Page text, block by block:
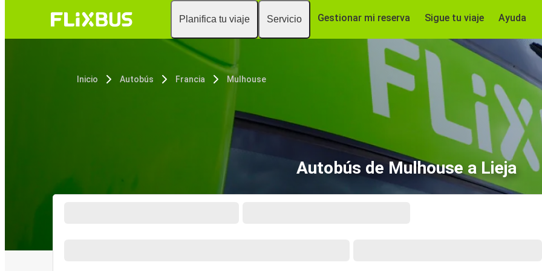
Planifica tu viaje Servicio Gestionar mi reserva Sigue tu viaje Ayuda
Inicio Autobús Francia Mulhouse
Autobús de Mulhouse a Lieja